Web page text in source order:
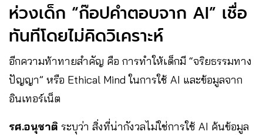
ห่วงเด็ก “ก๊อปคำตอบจาก AI” เชื่อ
ทันทีโดยไม่คิดวิเคราะห์
อีกความท้าทายสำคัญ คือ การทำให้เด็กมี “จริยธรรมทาง
ปัญญา” หรือ Ethical Mind ในการใช้ AI และข้อมูลจาก
อินเทอร์เน็ต
รศ.อนุชาติ ระบุว่า สิ่งที่น่ากังวลไม่ใช่การใช้ AI ค้นข้อมูล